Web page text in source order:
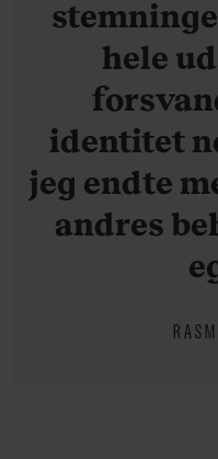
hele
identitet
jeg endte
andres